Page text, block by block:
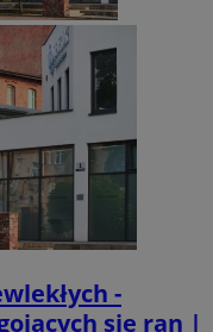
-
się ran |
korzystanie z podstawowych
i zarządzanie kontem. Bez
internetowej.
Provider
Domena
sosnowiecki.pl
sosnowiecki.pl